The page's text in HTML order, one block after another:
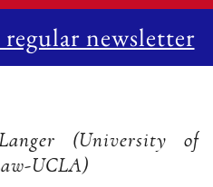
newsletter
(University of
UCLA)